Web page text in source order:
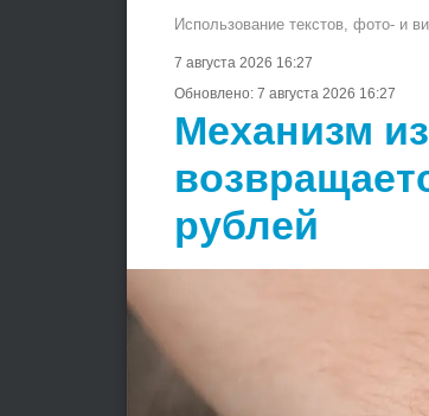
Использование текстов, фото- и
7 августа 2026 16:27
Обновлено: 7 августа 2026 16:27
Механизм
рублей